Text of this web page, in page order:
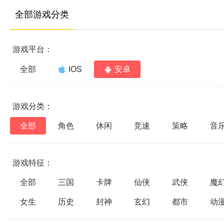
全部游戏分类
游戏平台：
全部 IOS 安卓
游戏分类：
全部 角色 休闲 竞速 策略 音
游戏特征：
全部 三国 卡牌 仙侠 武侠 魔
女生 历史 封神 玄幻 都市 动